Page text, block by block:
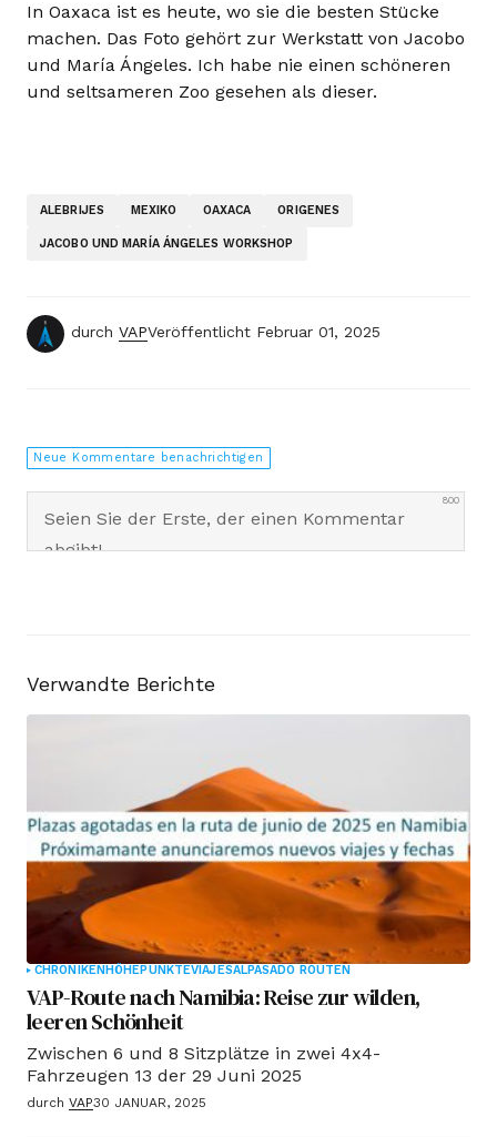
In Oaxaca ist es heute, wo sie die besten Stücke
machen. Das Foto gehört zur Werkstatt von Jacobo
und María Ángeles. Ich habe nie einen schöneren
und seltsameren Zoo gesehen als dieser.
ALEBRIJES MEXIKO OAXACA ORIGENES
JACOBO UND MARÍA ÁNGELES WORKSHOP
durch VAPVeröffentlicht Februar 01, 2025
Neue Kommentare benachrichtigen
800
Verwandte Berichte
CHRONIKENHÖHEPUNKTEVIAJESALPASADO ROUTEN
VAP-Route nach Namibia: Reise zur wilden,
leeren Schönheit
Zwischen 6 und 8 Sitzplätze in zwei 4x4-
Fahrzeugen 13 der 29 Juni 2025
durch VAP30 JANUAR, 2025